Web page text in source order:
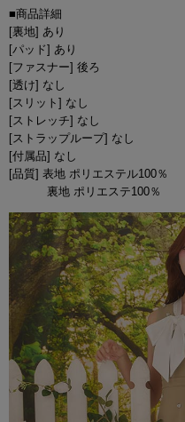
■商品詳細
[裏地] あり
[パッド] あり
[ファスナー] 後ろ
[透け] なし
[スリット] なし
[ストレッチ] なし
[ストラップループ] なし
[付属品] なし
[品質] 表地 ポリエステル100％
裏地 ポリエステ100％